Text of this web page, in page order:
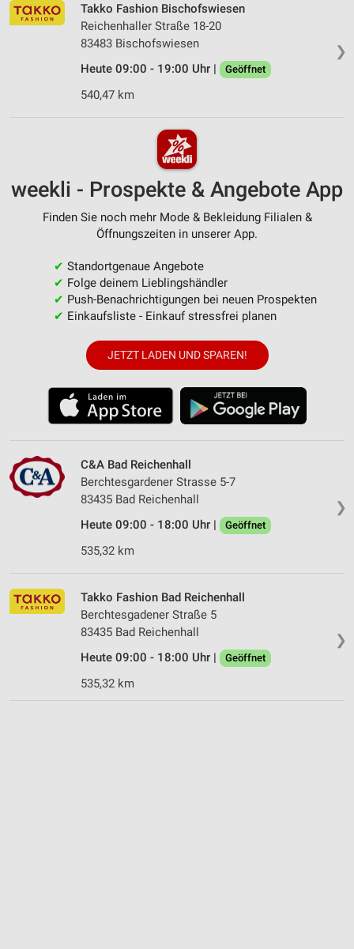
❯
Takko Fashion Bischofswiesen
Reichenhaller Straße 18-20
83483 Bischofswiesen
Heute 09:00 - 19:00 Uhr |
Geöffnet
540,47 km
weekli - Prospekte & Angebote App
Finden Sie noch mehr Mode & Bekleidung Filialen &
Öffnungszeiten in unserer App.
✔ Standortgenaue Angebote
✔ Folge deinem Lieblingshändler
✔ Push-Benachrichtigungen bei neuen Prospekten
✔ Einkaufsliste - Einkauf stressfrei planen
JETZT LADEN UND SPAREN!
❯
C&A Bad Reichenhall
Berchtesgardener Strasse 5-7
83435 Bad Reichenhall
Heute 09:00 - 18:00 Uhr |
Geöffnet
535,32 km
❯
Takko Fashion Bad Reichenhall
Berchtesgadener Straße 5
83435 Bad Reichenhall
Heute 09:00 - 18:00 Uhr |
Geöffnet
535,32 km